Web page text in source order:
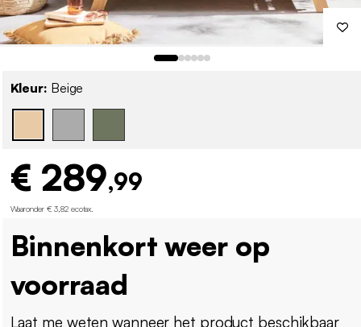
Kleur: Beige
€ 289,99
Waaronder € 3,82 ecotax
Binnenkort weer op
voorraad
Laat me weten wanneer het product beschikbaar